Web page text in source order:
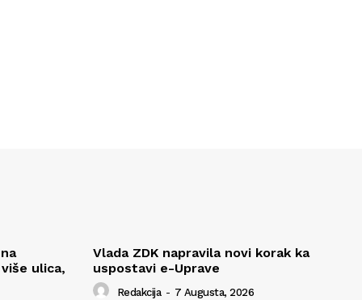
ulica,
Vlada ZDK napravila novi korak ka
uspostavi e-Uprave
Redakcija - 7 Augusta, 2026